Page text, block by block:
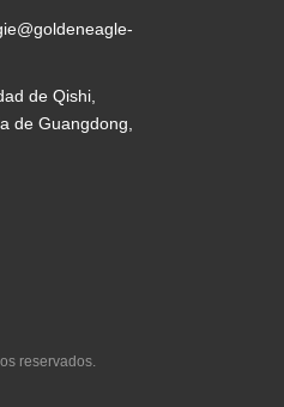
de Qishi,
de Guangdong,
reservados.